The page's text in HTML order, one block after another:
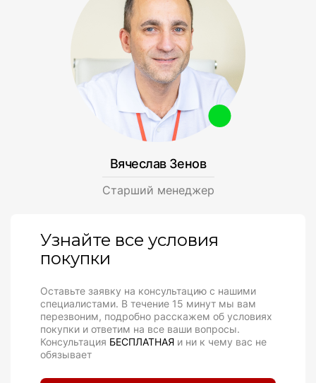
Вячеслав Зенов
Cтарший менеджер
Узнайте все условия
покупки
Оставьте заявку на консультацию с нашими
специалистами. В течение 15 минут мы вам
перезвоним, подробно расскажем об условиях
покупки и ответим на все ваши вопросы.
Консультация БЕСПЛАТНАЯ и ни к чему вас не
обязывает